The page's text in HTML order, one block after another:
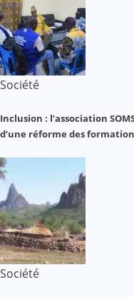
Société
Inclusion : l’association
d’une réforme des
Société